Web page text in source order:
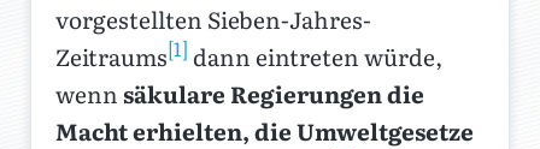
vorgestellten Sieben-Jahres-
Zeitraums[1] dann eintreten würde,
wennsäkulare Regierungen die
Macht erhielten, die Umweltgesetze